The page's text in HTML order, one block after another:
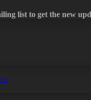
list to get the new